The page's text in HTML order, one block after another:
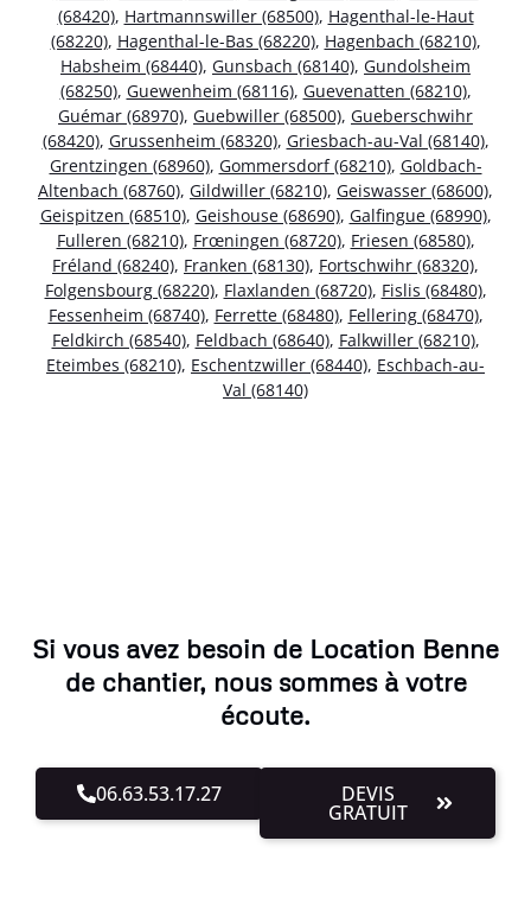
(68420), Hartmannswiller (68500), Hagenthal-le-Haut
(68220), Hagenthal-le-Bas (68220), Hagenbach (68210),
Habsheim (68440), Gunsbach (68140), Gundolsheim
(68250), Guewenheim (68116), Guevenatten (68210),
Guémar (68970), Guebwiller (68500), Gueberschwihr
(68420), Grussenheim (68320), Griesbach-au-Val (68140),
Grentzingen (68960), Gommersdorf (68210), Goldbach-
Altenbach (68760), Gildwiller (68210), Geiswasser (68600),
Geispitzen (68510), Geishouse (68690), Galfingue (68990),
Fulleren (68210), Frœningen (68720), Friesen (68580),
Fréland (68240), Franken (68130), Fortschwihr (68320),
Folgensbourg (68220), Flaxlanden (68720), Fislis (68480),
Fessenheim (68740), Ferrette (68480), Fellering (68470),
Feldkirch (68540), Feldbach (68640), Falkwiller (68210),
Eteimbes (68210), Eschentzwiller (68440), Eschbach-au-
Val (68140)
Si vous avez besoin de Location Benne
de chantier, nous sommes à votre
écoute.
06.63.53.17.27 DEVIS
GRATUIT